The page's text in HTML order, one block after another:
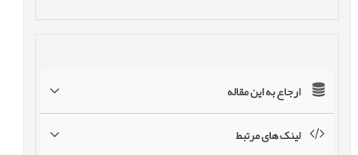
ارجاع به این مقاله
لینک های مرتبط